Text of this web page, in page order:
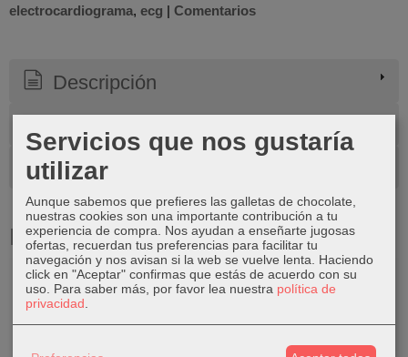
electrocardiograma ecg | Comentarios
Descripción
Comentarios
Productos Relacionados
Servicios que nos gustaría
utilizar
Aunque sabemos que prefieres las galletas de chocolate,
nuestras cookies son una importante contribución a tu
experiencia de compra. Nos ayudan a enseñarte jugosas
ofertas, recuerdan tus preferencias para facilitar tu
navegación y nos avisan si la web se vuelve lenta. Haciendo
click en "Aceptar" confirmas que estás de acuerdo con su
uso. Para saber más, por favor lea nuestra política de
privacidad